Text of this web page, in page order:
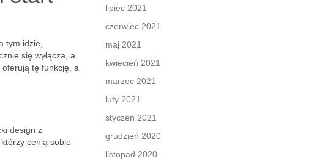
tym idzie,
się wyłącza, a
oferują tę funkcję, a
design z
cenią sobie
lipiec 2021
czerwiec 2021
maj 2021
kwiecień 2021
marzec 2021
luty 2021
styczeń 2021
grudzień 2020
listopad 2020